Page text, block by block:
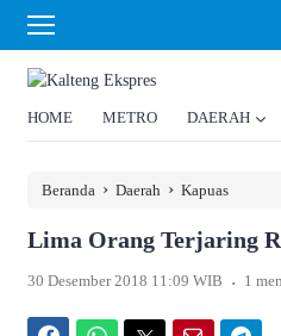
HOME METRO DAERAH
Beranda › Daerah › Kapuas
Lima Orang Terjaring
30 Desember 2018 11:09 WIB . 1